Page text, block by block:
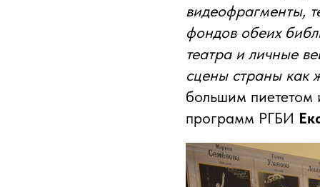
видеофрагменты,
фондов обеих
театра и личные
сцены страны как
большим пиететом
программ РГБИ